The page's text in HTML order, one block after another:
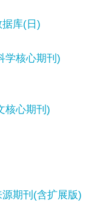
库(日)
学核心期刊)
核心期刊)
期刊(含扩展版)